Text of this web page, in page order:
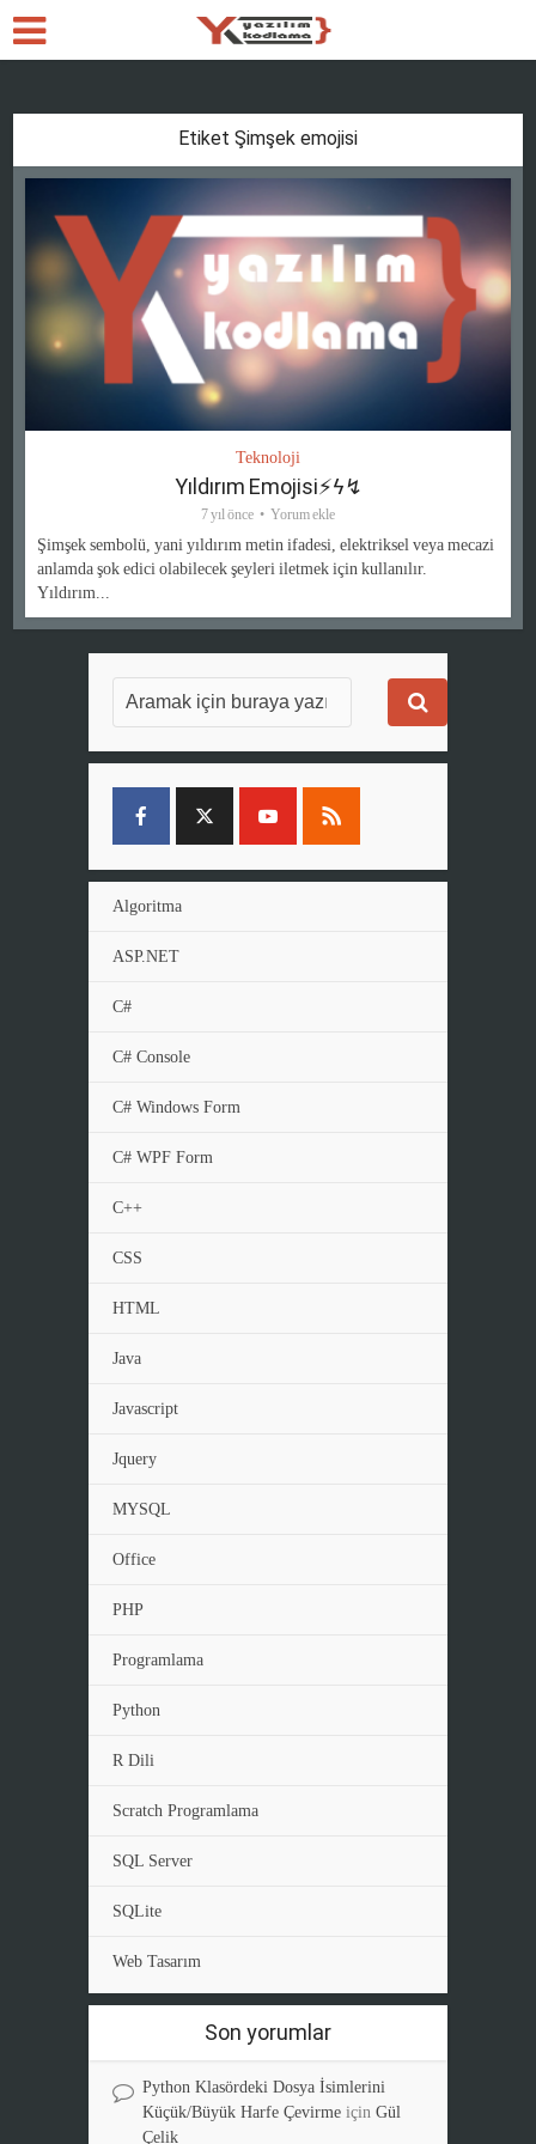
Etiket Şimşek emojisi
Teknoloji
Yıldırım Emojisi⚡ϟ↯
7 yıl önce Yorum ekle
Şimşek sembolü, yani yıldırım metin ifadesi, elektriksel veya mecazi
anlamda şok edici olabilecek şeyleri iletmek için kullanılır.
Yıldırım...
Algoritma
ASP.NET
C#
C# Console
C# Windows Form
C# WPF Form
C++
CSS
HTML
Java
Javascript
Jquery
MYSQL
Office
PHP
Programlama
Python
R Dili
Scratch Programlama
SQL Server
SQLite
Web Tasarım
Son yorumlar
Python Klasördeki Dosya İsimlerini
Küçük/Büyük Harfe Çevirme için Gül
Çelik